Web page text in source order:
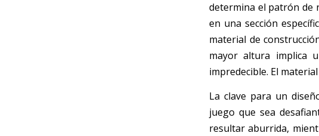
determina el patrón de
en una sección
material de
mayor altura implica
impredecible. El
La clave para un
juego que sea
resultar aburrida,